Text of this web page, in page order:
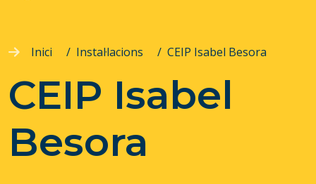
Inici Instal·lacions CEIP Isabel Besora
CEIP Isabel
Besora